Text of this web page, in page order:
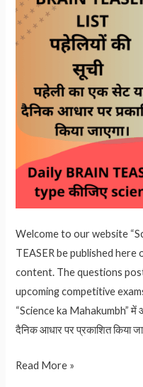
Welcome to our website
TEASER be published here
content. The questions
upcoming competitive
“Science ka Mahakumbh” में
दैनिक आधार पर प्रकाशित किया
BRAIN
Read More »